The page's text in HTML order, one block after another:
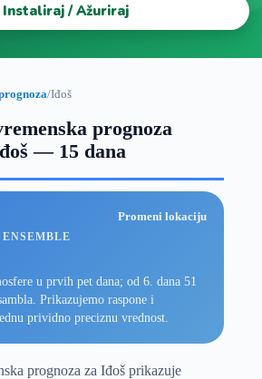
Instaliraj / Ažuriraj
/Iđoš
prognoza
— 15 dana
Promeni lokaciju
ENSEMBLE
u prvih pet dana; od 6. dana 51
Prikazujemo raspone i
prividno preciznu vrednost.
prognoza za Iđoš prikazuje